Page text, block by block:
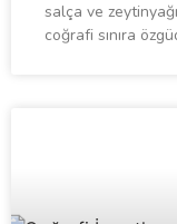
salça ve
coğrafi sınıra